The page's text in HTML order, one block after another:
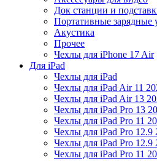
Док станции и
Портативные зарядные
Акустика
Прочее
Чехлы для iPhone 17 Air
Для iPad
Чехлы для iPad
Чехлы для iPad Air 11
Чехлы для iPad Air 13
Чехлы для iPad Pro 13
Чехлы для iPad Pro 11
Чехлы для iPad Pro 12.9
Чехлы для iPad Pro 12.9
Чехлы для iPad Pro 11